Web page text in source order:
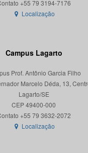
Localização
Campus Lagarto
Prof. Antônio Garcia Filho
Marcelo Déda, 13,
Lagarto/SE
CEP 49400-000
Localização